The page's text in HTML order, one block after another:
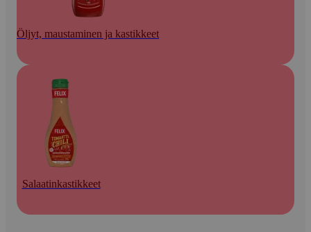
Öljyt, maustaminen ja kastikkeet
Salaatinkastikkeet